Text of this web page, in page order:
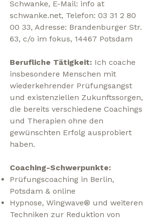
Schwanke, E-Mail: info at
schwanke.net, Telefon: 03 31 2 80
00 33, Adresse: Brandenburger Str.
63, c/o im fokus, 14467 Potsdam
Berufliche Tätigkeit: Ich coache
insbesondere Menschen mit
wiederkehrender Prüfungsangst
und existenziellen Zukunftssorgen,
die bereits verschiedene Coachings
und Therapien ohne den
gewünschten Erfolg ausprobiert
haben.
Coaching-Schwerpunkte:
Prüfungscoaching in Berlin,
Potsdam & online
Hypnose, Wingwave® und weiteren
Techniken zur Reduktion von